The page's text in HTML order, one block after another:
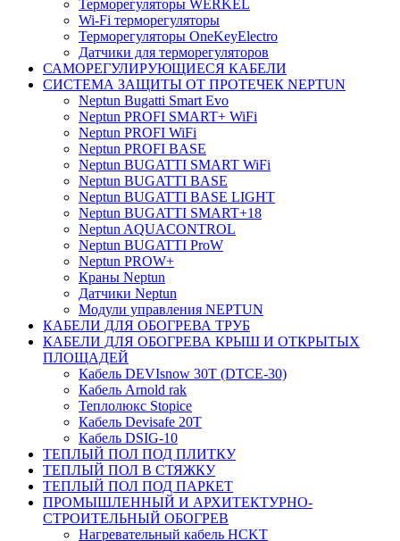
Терморегуляторы WERKEL
Wi-Fi терморегуляторы
Терморегуляторы OneKeyElectro
Датчики для терморегуляторов
САМОРЕГУЛИРУЮЩИЕСЯ КАБЕЛИ
СИСТЕМА ЗАЩИТЫ ОТ ПРОТЕЧЕК NEPTUN
Neptun Bugatti Smart Evo
Neptun PROFI SMART+ WiFi
Neptun PROFI WiFi
Neptun PROFI BASE
Neptun BUGATTI SMART WiFi
Neptun BUGATTI BASE
Neptun BUGATTI BASE LIGHT
Neptun BUGATTI SMART+18
Neptun AQUACONTROL
Neptun BUGATTI ProW
Neptun PROW+
Краны Neptun
Датчики Neptun
Модули управления NEPTUN
КАБЕЛИ ДЛЯ ОБОГРЕВА ТРУБ
КАБЕЛИ ДЛЯ ОБОГРЕВА КРЫШ И ОТКРЫТЫХ
ПЛОЩАДЕЙ
Кабель DEVIsnow 30Т (DTCE-30)
Кабель Arnold rak
Теплолюкс Stopice
Кабель Devisafe 20T
Кабель DSIG-10
ТЕПЛЫЙ ПОЛ ПОД ПЛИТКУ
ТЕПЛЫЙ ПОЛ В СТЯЖКУ
ТЕПЛЫЙ ПОЛ ПОД ПАРКЕТ
ПРОМЫШЛЕННЫЙ И АРХИТЕКТУРНО-
СТРОИТЕЛЬНЫЙ ОБОГРЕВ
Нагревательный кабель НCKТ